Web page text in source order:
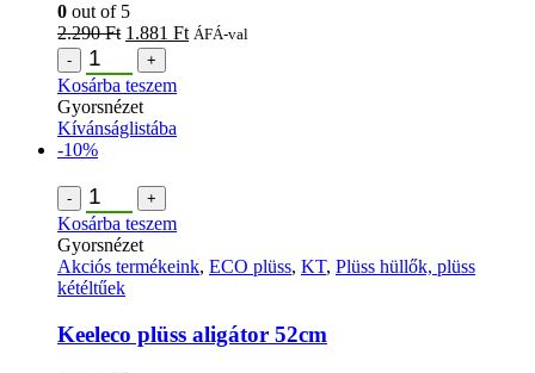
0 out of 5
2.290Ft 1.881 Ft ÁFÁ-val
-
+
Kosárba teszem
Gyorsnézet
Kívánságlistába
-10%
- +
Kosárba teszem
Gyorsnézet
Akciós termékeink, ECO plüss, KT, Plüss hüllők, plüss
kétéltűek
Keeleco plüss aligátor 52cm